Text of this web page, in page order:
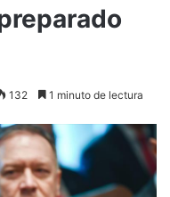
132 1 minuto de lectura